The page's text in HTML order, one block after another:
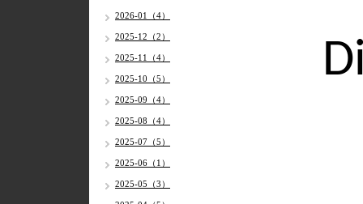
2026-01（4）
2025-12（2）
2025-11（4）
2025-10（5）
2025-09（4）
2025-08（4）
2025-07（5）
2025-06（1）
2025-05（3）